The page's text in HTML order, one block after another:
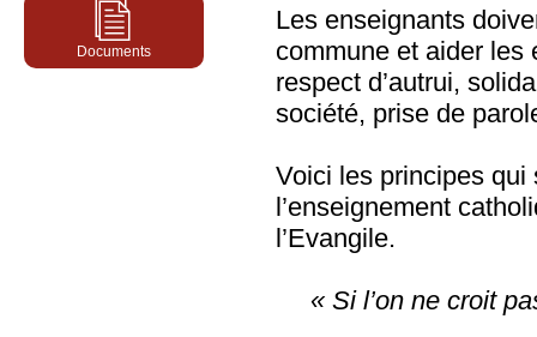
Année 2013/2014
Année 2012/2013
Année 2015/2016
Année 2014/2015
Documents
Les enseignants
commune et aider les
respect d’autrui,
société, prise de
Voici les principes
l’enseignement
l’Evangile.
« Si l’on ne croit